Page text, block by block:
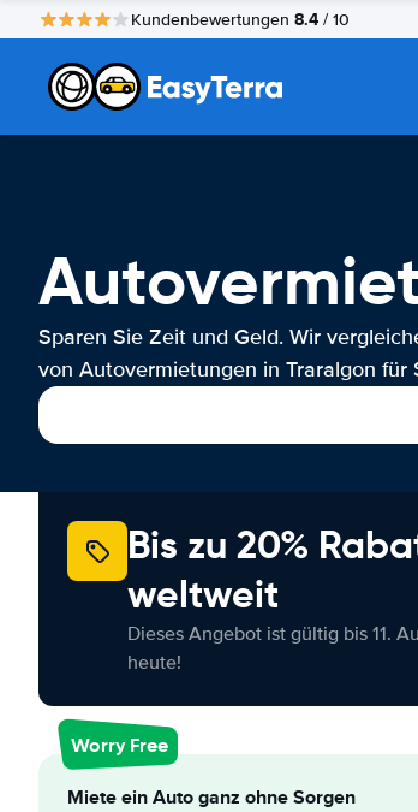
Kundenbewertungen 8.4 / 10
Sparen Sie Zeit und Geld. Wir
von Autovermietungen in Traralgon für
Bis zu 20%
weltweit
Dieses Angebot ist gültig bis 11.
heute!
Worry Free
Miete ein Auto ganz ohne Sorgen